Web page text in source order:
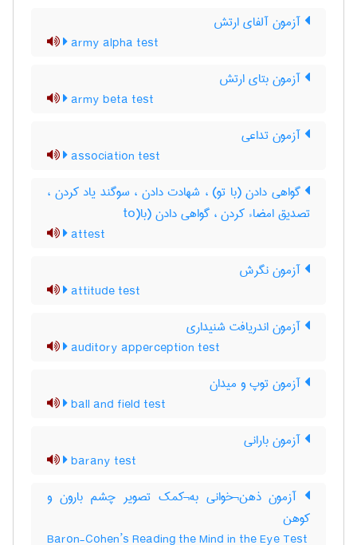
آزمون آلفای ارتش
army alpha test
آزمون بتای ارتش
army beta test
آزمون تداعی
association test
گواهی دادن (با تو) ، شهادت دادن ، سوگند یاد کردن ،
تصدیق امضاء کردن ، گواهی دادن (با(to
attest
آزمون نگرش
attitude test
آزمون اندریافت شنیداری
auditory apperception test
آزمون توپ و میدان
ball and field test
آزمون بارانی
barany test
آزمون ذهن¬خوانی به¬کمک تصویر چشم بارون و
کوهن
Baron-Cohen’s Reading the Mind in the Eye Test